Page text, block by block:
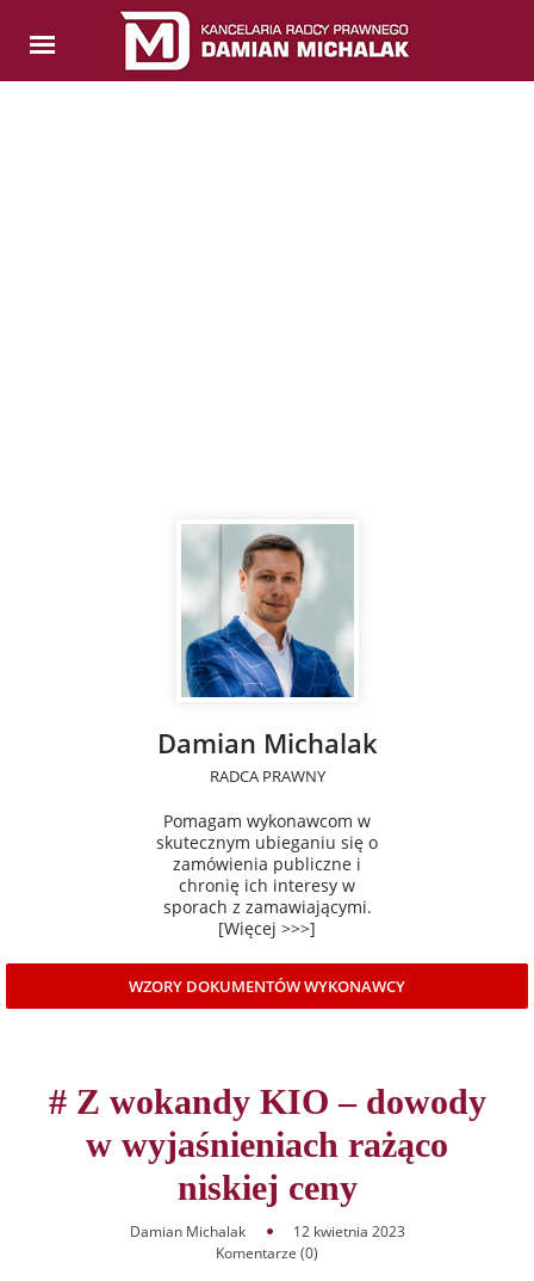
Damian Michalak
RADCA PRAWNY
Pomagam wykonawcom w
skutecznym ubieganiu się o
zamówienia publiczne i
chronię ich interesy w
sporach z zamawiającymi.
[Więcej >>>]
WZORY DOKUMENTÓW WYKONAWCY
# Z wokandy KIO – dowody
w wyjaśnieniach rażąco
niskiej ceny
Damian Michalak
12 kwietnia 2023
Komentarze (0)